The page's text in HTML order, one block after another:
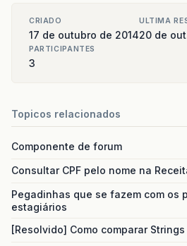
CRIADO
17 de outubro de 2014
ULTIMA
20 de
PARTICIPANTES
3
Topicos relacionados
Componente de forum
Consultar CPF pelo nome na
Pegadinhas que se fazem com os
estagiários
[Resolvido] Como comparar Strings